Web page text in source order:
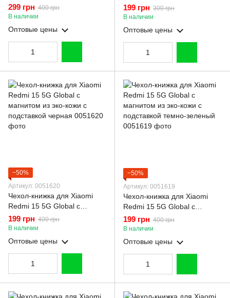
Redmi 15 5G Global с
магнитом из эко-кожи с
подставкой бордовая
299 грн 400 грн
В наличии
Оптовые цены
карбоновый
противоударный с высокими
бортами черный
199 грн 300 грн
В наличии
Оптовые цены
−50%
Артикул: 0051620
Чехол-книжка для Xiaomi
Redmi 15 5G Global с
магнитом из эко-кожи с
подставкой черная
199 грн 400 грн
В наличии
Оптовые цены
−50%
Артикул: 0051619
Чехол-книжка для Xiaomi
Redmi 15 5G Global с
магнитом из эко-кожи с
подставкой темно-зеленый
199 грн 400 грн
В наличии
Оптовые цены